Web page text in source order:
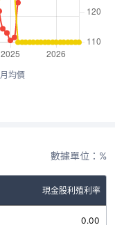
月均價
數據單位：%
現金股利殖利率
0.00